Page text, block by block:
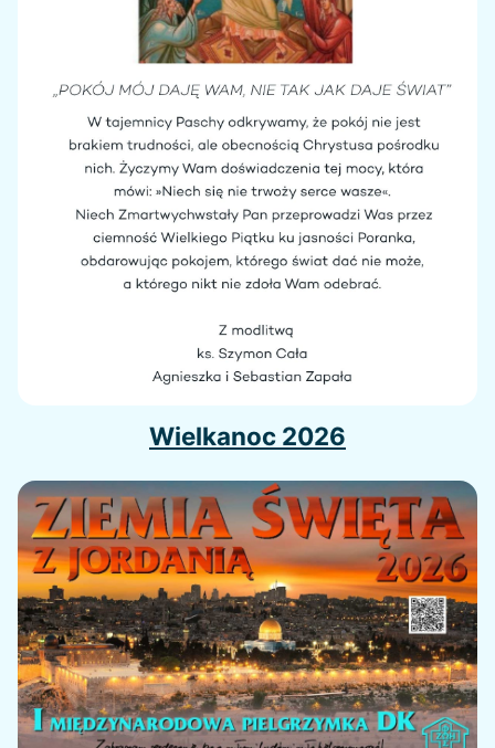
Wielkanoc 2026